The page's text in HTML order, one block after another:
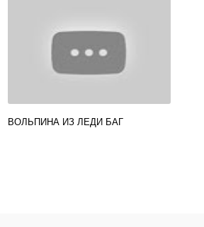
ВОЛЬПИНА ИЗ ЛЕДИ БАГ